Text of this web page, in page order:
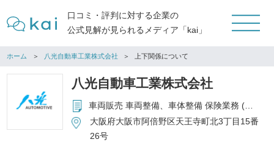
口コミ・評判に対する企業の
公式見解が見られるメディア「kai」
ホーム 八光自動車工業株式会社 上下関係について
八光自動車工業株式会社
車両販売 車両整備、車体整備 保険業務 (自動車保険、損害保険、生命保険) YouTubeチャンネル「八光自動車カーライフTV」企画・運営
大阪府大阪市阿倍野区天王寺町北3丁目15番
26号